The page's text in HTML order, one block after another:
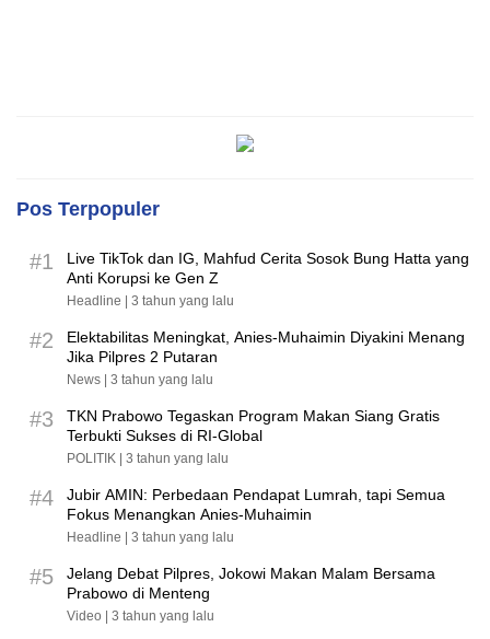
Pos Terpopuler
#1
Live TikTok dan IG, Mahfud Cerita Sosok Bung Hatta yang
Anti Korupsi ke Gen Z
Headline | 3 tahun yang lalu
#2
Elektabilitas Meningkat, Anies-Muhaimin Diyakini Menang
Jika Pilpres 2 Putaran
News | 3 tahun yang lalu
#3
TKN Prabowo Tegaskan Program Makan Siang Gratis
Terbukti Sukses di RI-Global
POLITIK | 3 tahun yang lalu
#4
Jubir AMIN: Perbedaan Pendapat Lumrah, tapi Semua
Fokus Menangkan Anies-Muhaimin
Headline | 3 tahun yang lalu
#5
Jelang Debat Pilpres, Jokowi Makan Malam Bersama
Prabowo di Menteng
Video | 3 tahun yang lalu